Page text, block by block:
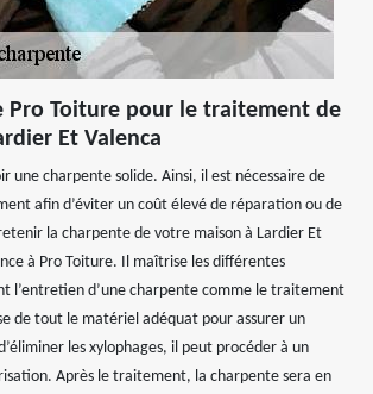
Pro Toiture pour le traitement de
Et Valenca
une charpente solide. Ainsi, il est nécessaire de
afin d’éviter un coût élevé de réparation ou de
la charpente de votre maison à Lardier Et
à Pro Toiture. Il maîtrise les différentes
l’entretien d’une charpente comme le traitement
de tout le matériel adéquat pour assurer un
les xylophages, il peut procéder à un
Après le traitement, la charpente sera en